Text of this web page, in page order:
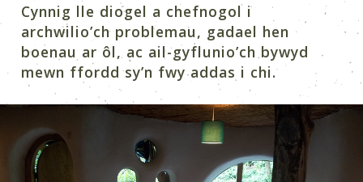
Cynnig lle diogel a chefnogol i
archwilio’ch problemau, gadael hen
boenau ar ôl, ac ail-gyflunio’ch bywyd
mewn ffordd sy’n fwy addas i chi.